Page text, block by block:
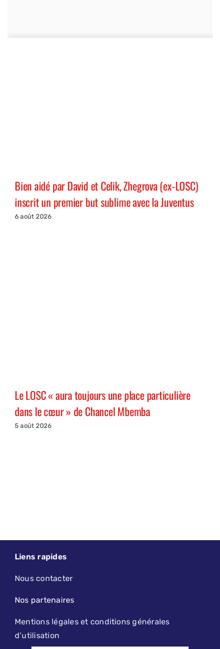
Bien aidé par David et Celik, Zhegrova (ex-LOSC)
inscrit un premier but sublime avec la Juventus
6 août 2026
Le LOSC « aura toujours une place particulière
dans le cœur » de Chancel Mbemba
5 août 2026
Liens rapides
Nous contacter
Nos partenaires
Mentions légales et conditions générales
d’utilisation